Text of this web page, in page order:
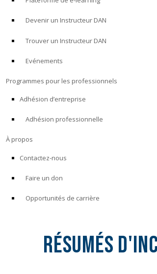
Devenir un Instructeur DAN
Trouver un Instructeur DAN
Evénements
Programmes pour les professionnels
Adhésion d’entreprise
Adhésion professionnelle
À propos
Contactez-nous
Faire un don
Opportunités de carrière
Résumés